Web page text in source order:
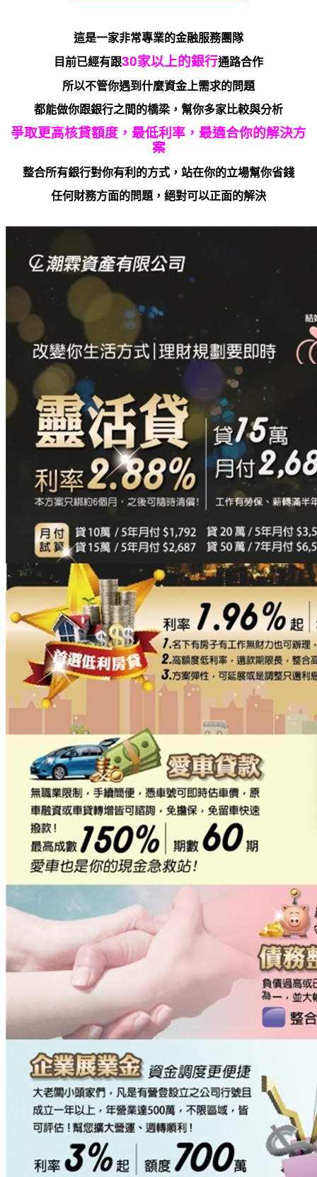
這是一家非常專業的金融服務團隊
目前已經有跟30家以上的銀行通路合作
所以不管你遇到什麼資金上需求的問題
都能做你跟銀行之間的橋梁，幫你多家比較與分析
爭取更高核貸額度，最低利率，最適合你的解決方
案
整合所有銀行對你有利的方式，站在你的立場幫你省錢
任何財務方面的問題，絕對可以正面的解決